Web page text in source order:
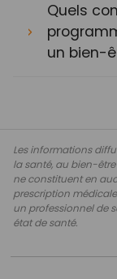
Quels
un bien-
Les informations
la santé, au bien-
ne constituent en
prescription
un professionnel de
état de santé.